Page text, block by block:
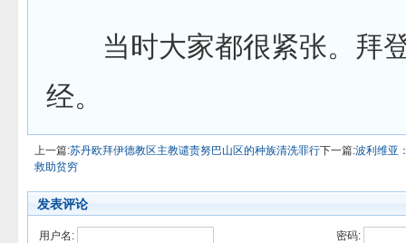
当时大家都很紧张。拜
经。
上一篇:苏丹欧拜伊德教区主教谴责努巴山区的种族清洗罪行下一篇:波利维亚
救助贫穷
发表评论
用户名:
密码: